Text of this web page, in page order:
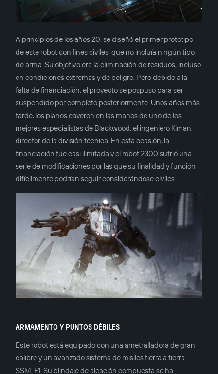
A principios de los años 20, se diseñó el primer prototipo
de este robot con fines civiles, que no incluía ningún tipo
de arma. Su objetivo era la eliminación de residuos, incluso
en condiciones extremas y de peligro. Pero debido a la
falta de financiación, el proyecto se pospuso para ser
suspendido por completo posteriormente. Unos años más
tarde, los planos cayeron en las manos de uno de los
mejores especialistas de Blackwood: el ingeniero Kiman,
director de la división técnica. En esta ocasión, la
financiación fue casi ilimitada y el robot 2300 sufrió una
serie de modificaciones por las que su finalidad y función
difícilmente podrían seguir considerándose civiles.
ARMAMENTO Y PUNTOS DÉBILES
Este robot está equipado con una ametralladora de gran
calibre y un avanzado sistema de misiles tierra a tierra
SSM-F1. Su blindaje de aleación compuesta se ha